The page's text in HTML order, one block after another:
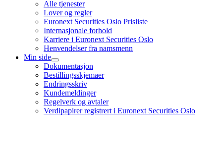
Alle tjenester
Lover og regler
Euronext Securities Oslo Prisliste
Internasjonale forhold
Karriere i Euronext Securities Oslo
Henvendelser fra namsmenn
Min side
Dokumentasjon
Bestillingsskjemaer
Endringsskriv
Kundemeldinger
Regelverk og avtaler
Verdipapirer registrert i Euronext Securities Oslo